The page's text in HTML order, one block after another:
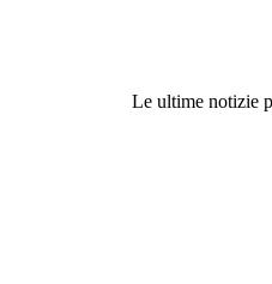
Le ultime notizie